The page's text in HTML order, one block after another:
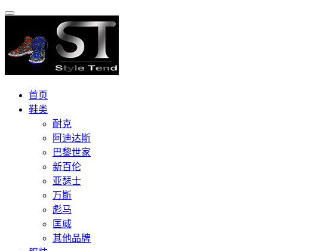
首页
鞋类
耐克
阿迪达斯
巴黎世家
新百伦
亚瑟士
万斯
彪马
匡威
其他品牌